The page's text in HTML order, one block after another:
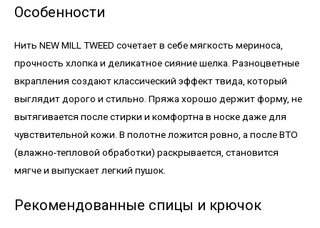
Особенности
Нить NEW MILL TWEED сочетает в себе мягкость мериноса,
прочность хлопка и деликатное сияние шелка. Разноцветные
вкрапления создают классический эффект твида, который
выглядит дорого и стильно. Пряжа хорошо держит форму, не
вытягивается после стирки и комфортна в носке даже для
чувствительной кожи. В полотне ложится ровно, а после ВТО
(влажно-тепловой обработки) раскрывается, становится
мягче и выпускает легкий пушок.
Рекомендованные спицы и крючок